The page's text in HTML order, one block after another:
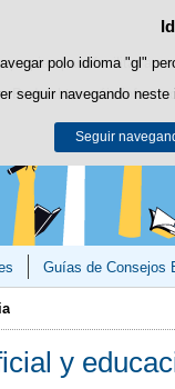
propias para facilitar a
Pode obter máis
polo idioma "gl"
seguir navegando
Seguir
Guías de Consejos
y